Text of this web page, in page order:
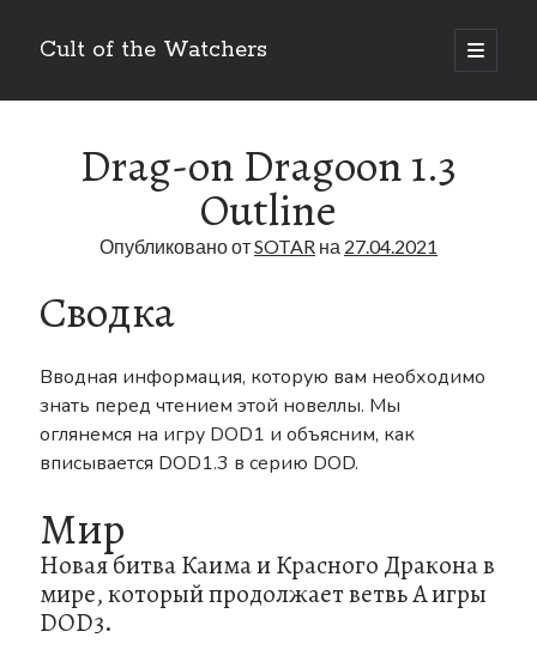
Cult of the Watchers
отрыть
Боковая
панель
Метки
Blog BUKKORO DLC
Drag-on Dragoon Drag-On Dragoon 1.3
Famitsu
Figure
Lore Manga News Nier
NieR: Automata
Drag-on Dragoon 1.3
Outline
Опубликовано отSOTAR на 27.04.2021
Сводка
Вводная информация, которую вам необходимо
знать перед чтением этой новеллы. Мы
оглянемся на игру DOD1 и объясним, как
вписывается DOD1.3 в серию DOD.
Мир
Новая битва Каима и Красного Дракона в
мире, который продолжает ветвь А игры
DOD3.